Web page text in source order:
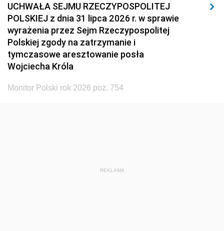
UCHWAŁA SEJMU RZECZYPOSPOLITEJ
POLSKIEJ z dnia 31 lipca 2026 r. w sprawie
wyrażenia przez Sejm Rzeczypospolitej
Polskiej zgody na zatrzymanie i
tymczasowe aresztowanie posła
Wojciecha Króla
Monitor Polski rok 2026 poz. 754
REKLAMA